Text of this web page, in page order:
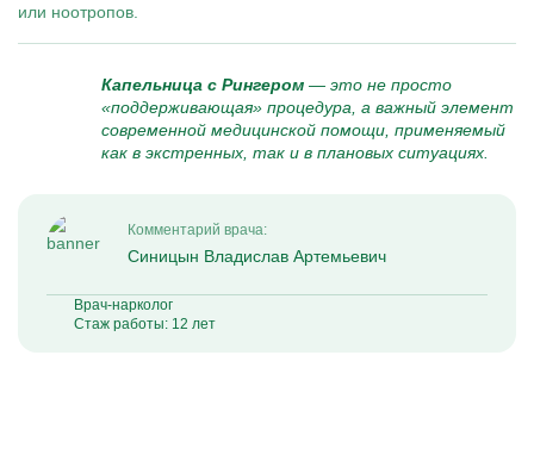
или ноотропов.
Капельница с Рингером — это не просто
«поддерживающая» процедура, а важный элемент
современной медицинской помощи, применяемый
как в экстренных, так и в плановых ситуациях.
Комментарий врача:
Синицын Владислав Артемьевич
Врач-нарколог
Стаж работы: 12 лет